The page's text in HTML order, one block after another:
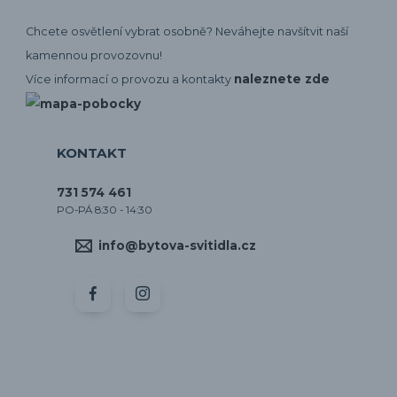
Chcete osvětlení vybrat osobně? Neváhejte navšítvit naší
kamennou provozovnu!
Více informací o provozu a kontakty naleznete zde
KONTAKT
731 574 461
PO-PÁ 8:30 - 14:30
info@bytova-svitidla.cz